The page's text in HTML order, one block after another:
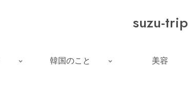
suzu-trip
韓国のこと 美容